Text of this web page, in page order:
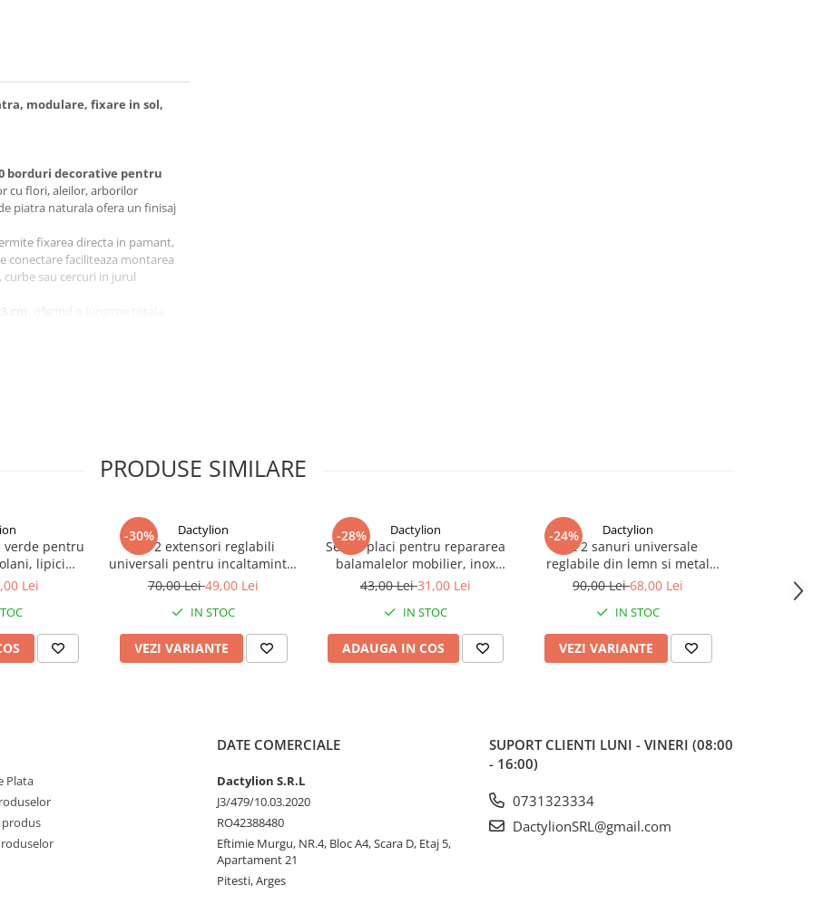
modulare, fixare in sol,
borduri decorative pentru
cu flori, aleilor, arborilor
piatra naturala ofera un finisaj
fixarea directa in pamant,
conectare faciliteaza montarea
sau cercuri in jurul
Aspectul de piatra
PRODUSE SIMILARE
verde pentru
lipici
cm, non
Lei
-30% Dactylion
Set 2 extensori reglabili
universali pentru incaltaminte,
pantofi si adidasi – Largitor
ajustare personalizata
70,00 Lei49,00 Lei
IN STOC
VEZI VARIANTE
-28% Dactylion
Set 12 placi pentru repararea
balamalelor mobilier, inox
rezistent, 72 suruburi incluse, 9
43,00 Lei31,00 Lei
IN STOC
ADAUGA IN COS
-24% Dactylion
Set 2 sanuri universale
reglabile din lemn si metal
pentru largit si alungit
profesional pentru pantofi,
adidasi si ghete
90,00 Lei68,00 Lei
IN STOC
VEZI VARIANTE
model
Plata
produs
DATE COMERCIALE
Dactylion S.R.L
J3/479/10.03.2020
RO42388480
Eftimie Murgu, NR.4, Bloc A4, Scara D, Etaj 5,
Apartament 21
Pitesti, Arges
SUPORT CLIENTI LUNI - VINERI (08:00
- 16:00)
0731323334
DactylionSRL@gmail.com